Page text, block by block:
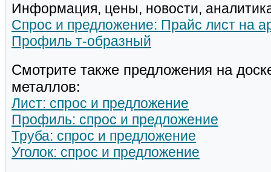
Информация, цены, новости,
Спрос и предложение: Прайс лист на
Профиль т-образный
Смотрите также предложения на
металлов:
Лист: спрос и предложение
Профиль: спрос и предложение
Труба: спрос и предложение
Уголок: спрос и предложение